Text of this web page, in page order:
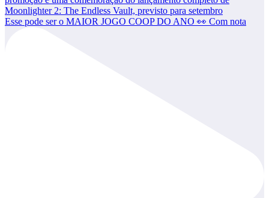
Esse pode ser o MAIOR JOGO COOP DO ANO 👀 Com nota